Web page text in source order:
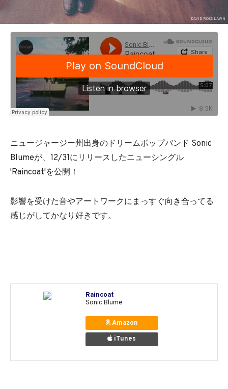
DAVID ROSS LAWN
ニュージャージー州出身のドリームポップバンド Sonic
Blumeが、12/31にリリースしたニューシングル
'Raincoat'を公開！
影響を受けた音やアートワークにまっすぐ向き合ってる
感じがしてかなり好きです。
Raincoat
Sonic Blume
Amazon
iTunes